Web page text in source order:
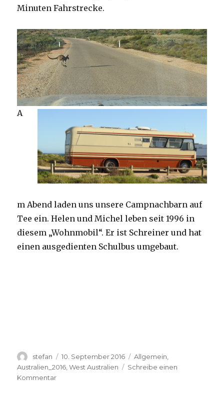
Minuten Fahrstrecke.
A
m Abend laden uns unsere Campnachbarn auf
Tee ein. Helen und Michel leben seit 1996 in
diesem „Wohnmobil“. Er ist Schreiner und hat
einen ausgedienten Schulbus umgebaut.
Autor
stefan
Veröffentlicht
am
10. September 2016 Kategorien
Allgemein
Australien_2016 ,West Australien
Schreibe einen
Kommentarzu